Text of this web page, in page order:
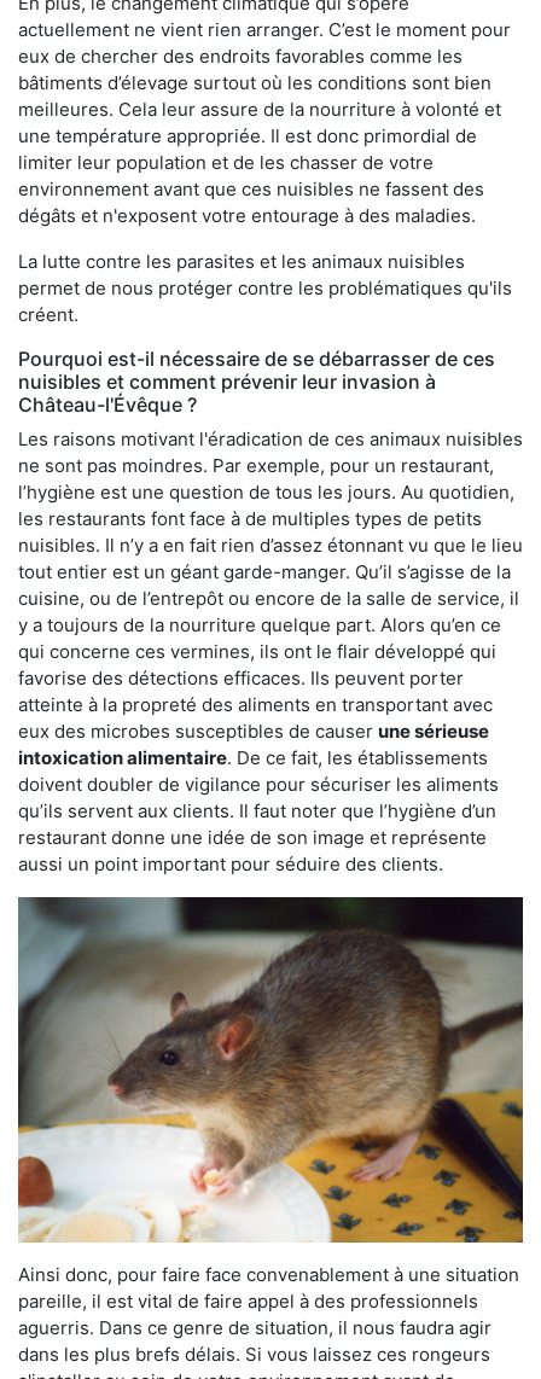
actuellement ne vient rien arranger. C’est le moment pour
eux de chercher des endroits favorables comme les
bâtiments d’élevage surtout où les conditions sont bien
meilleures. Cela leur assure de la nourriture à volonté et
une température appropriée. Il est donc primordial de
limiter leur population et de les chasser de votre
environnement avant que ces nuisibles ne fassent des
dégâts et n'exposent votre entourage à des maladies.
La lutte contre les parasites et les animaux nuisibles
permet de nous protéger contre les problématiques qu'ils
créent.
Pourquoi est-il nécessaire de se débarrasser de ces
nuisibles et comment prévenir leur invasion à
Château-l'Évêque ?
Les raisons motivant l'éradication de ces animaux nuisibles
ne sont pas moindres. Par exemple, pour un restaurant,
l’hygiène est une question de tous les jours. Au quotidien,
les restaurants font face à de multiples types de petits
nuisibles. Il n’y a en fait rien d’assez étonnant vu que le lieu
tout entier est un géant garde-manger. Qu’il s’agisse de la
cuisine, ou de l’entrepôt ou encore de la salle de service, il
y a toujours de la nourriture quelque part. Alors qu’en ce
qui concerne ces vermines, ils ont le flair développé qui
favorise des détections efficaces. Ils peuvent porter
atteinte à la propreté des aliments en transportant avec
eux des microbes susceptibles de causer une sérieuse
intoxication alimentaire. De ce fait, les établissements
doivent doubler de vigilance pour sécuriser les aliments
qu’ils servent aux clients. Il faut noter que l’hygiène d’un
restaurant donne une idée de son image et représente
aussi un point important pour séduire des clients.
Ainsi donc, pour faire face convenablement à une situation
pareille, il est vital de faire appel à des professionnels
aguerris. Dans ce genre de situation, il nous faudra agir
dans les plus brefs délais. Si vous laissez ces rongeurs